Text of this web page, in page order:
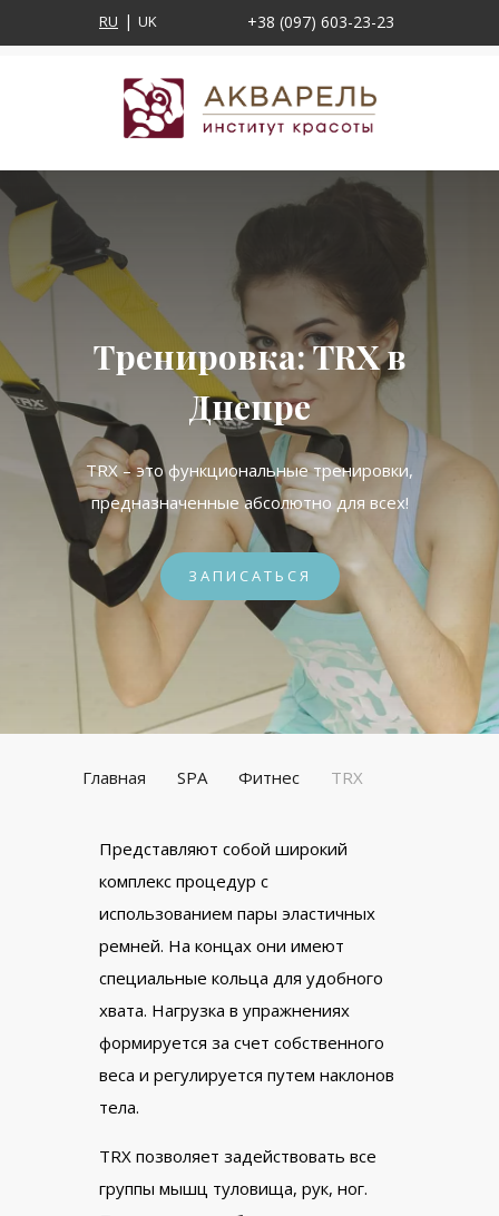
RU UK +38 (097) 603-23-23
Тренировка: TRX в
Днепре
TRX – это функциональные тренировки,
предназначенные абсолютно для всех!
ЗАПИСАТЬСЯ
Главная SPA Фитнес TRX
Представляют собой широкий
комплекс процедур с
использованием пары эластичных
ремней. На концах они имеют
специальные кольца для удобного
хвата. Нагрузка в упражнениях
формируется за счет собственного
веса и регулируется путем наклонов
тела.
TRX позволяет задействовать все
группы мышц туловища, рук, ног.